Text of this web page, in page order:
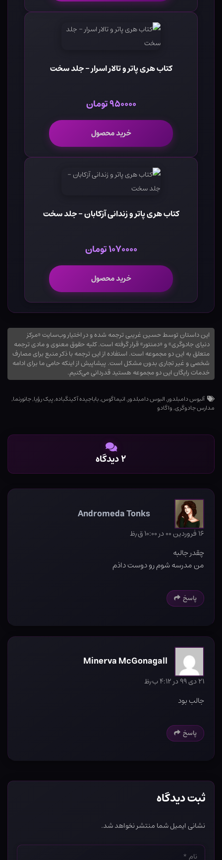
کتاب هری پاتر و تالار اسرار - جلد سخت
۹۵۰۰۰۰ تومان
خرید محصول
کتاب هری پاتر و زندانی آزکابان - جلد سخت
۱۰۷۰۰۰۰ تومان
خرید محصول
این داستان توسط حسین غریبی ترجمه شده و در اختیار وب‌سایت «مرکز
دنیای جادوگری» و «دمنتور» قرار گرفته است. کلیه حقوق معنوی و مادی ترجمه
متعلق به این دو مجموعه است. استفاده از این ترجمه با ذکر منبع برای مصارف
شخصی و غیر تجاری بدون مشکل است. پیشاپیش از اینکه حامی ما برای ادامه
خدمات رایگان این دو مجموعه هستید قدردانی می‌کنیم.
آلبوس دامبلدور,البوس دامبلدور,انیماگوس,باباجیده آکینگباده,پیک رؤیا,جانورنما,
مدارس جادوگری,واگادو
۲ دیدگاه
Andromeda Tonks
۱۶ فروردین ۰۰ در ۱۰:۰۰ ق٫ظ
چقدر جالبه
من مدرسه شوم رو دوست داذم
پاسخ
Minerva McGonagall
۲۱ دی ۹۹ در ۴:۱۲ ب٫ظ
جالب بود
پاسخ
ثبت دیدگاه
نشانی ایمیل شما منتشر نخواهد شد.
نام